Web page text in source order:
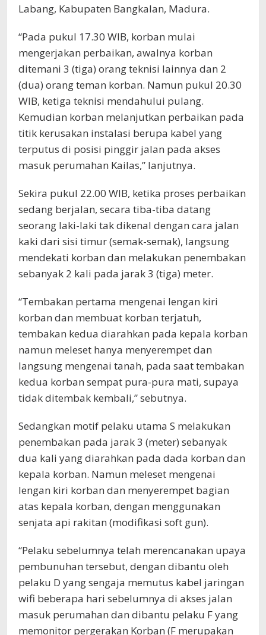
Labang, Kabupaten Bangkalan, Madura.
“Pada pukul 17.30 WIB, korban mulai
mengerjakan perbaikan, awalnya korban
ditemani 3 (tiga) orang teknisi lainnya dan 2
(dua) orang teman korban. Namun pukul 20.30
WIB, ketiga teknisi mendahului pulang.
Kemudian korban melanjutkan perbaikan pada
titik kerusakan instalasi berupa kabel yang
terputus di posisi pinggir jalan pada akses
masuk perumahan Kailas,” lanjutnya.
Sekira pukul 22.00 WIB, ketika proses perbaikan
sedang berjalan, secara tiba-tiba datang
seorang laki-laki tak dikenal dengan cara jalan
kaki dari sisi timur (semak-semak), langsung
mendekati korban dan melakukan penembakan
sebanyak 2 kali pada jarak 3 (tiga) meter.
“Tembakan pertama mengenai lengan kiri
korban dan membuat korban terjatuh,
tembakan kedua diarahkan pada kepala korban
namun meleset hanya menyerempet dan
langsung mengenai tanah, pada saat tembakan
kedua korban sempat pura-pura mati, supaya
tidak ditembak kembali,” sebutnya.
Sedangkan motif pelaku utama S melakukan
penembakan pada jarak 3 (meter) sebanyak
dua kali yang diarahkan pada dada korban dan
kepala korban. Namun meleset mengenai
lengan kiri korban dan menyerempet bagian
atas kepala korban, dengan menggunakan
senjata api rakitan (modifikasi soft gun).
“Pelaku sebelumnya telah merencanakan upaya
pembunuhan tersebut, dengan dibantu oleh
pelaku D yang sengaja memutus kabel jaringan
wifi beberapa hari sebelumnya di akses jalan
masuk perumahan dan dibantu pelaku F yang
memonitor pergerakan Korban (F merupakan